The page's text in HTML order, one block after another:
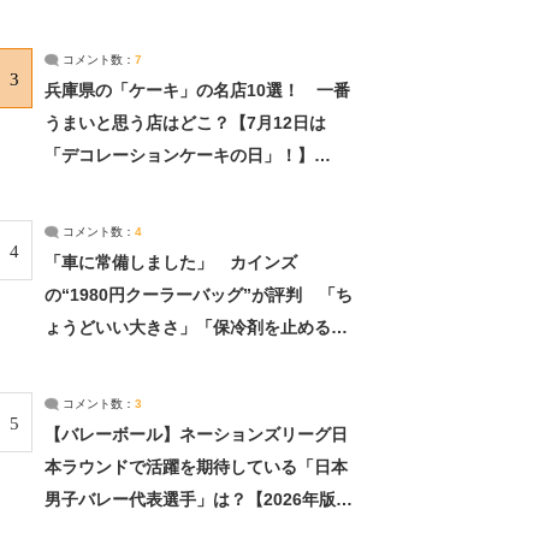
3
コメント数： 7
兵庫県の「ケーキ」の名店10選！ 一番
うまいと思う店はどこ？【7月12日は
「デコレーションケーキの日」！】
4
コメント数： 4
「車に常備しました」 カインズ
の“1980円クーラーバッグ”が評判 「ち
ょうどいい大きさ」「保冷剤を止めるベ
5
コメント数： 3
【バレーボール】ネーションズリーグ日
本ラウンドで活躍を期待している「日本
男子バレー代表選手」は？【2026年版・